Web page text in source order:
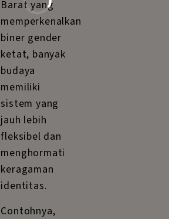
Barat yang
memperkenalkan
biner gender
ketat, banyak
budaya
memiliki
sistem yang
jauh lebih
fleksibel dan
menghormati
keragaman
identitas.
Contohnya,